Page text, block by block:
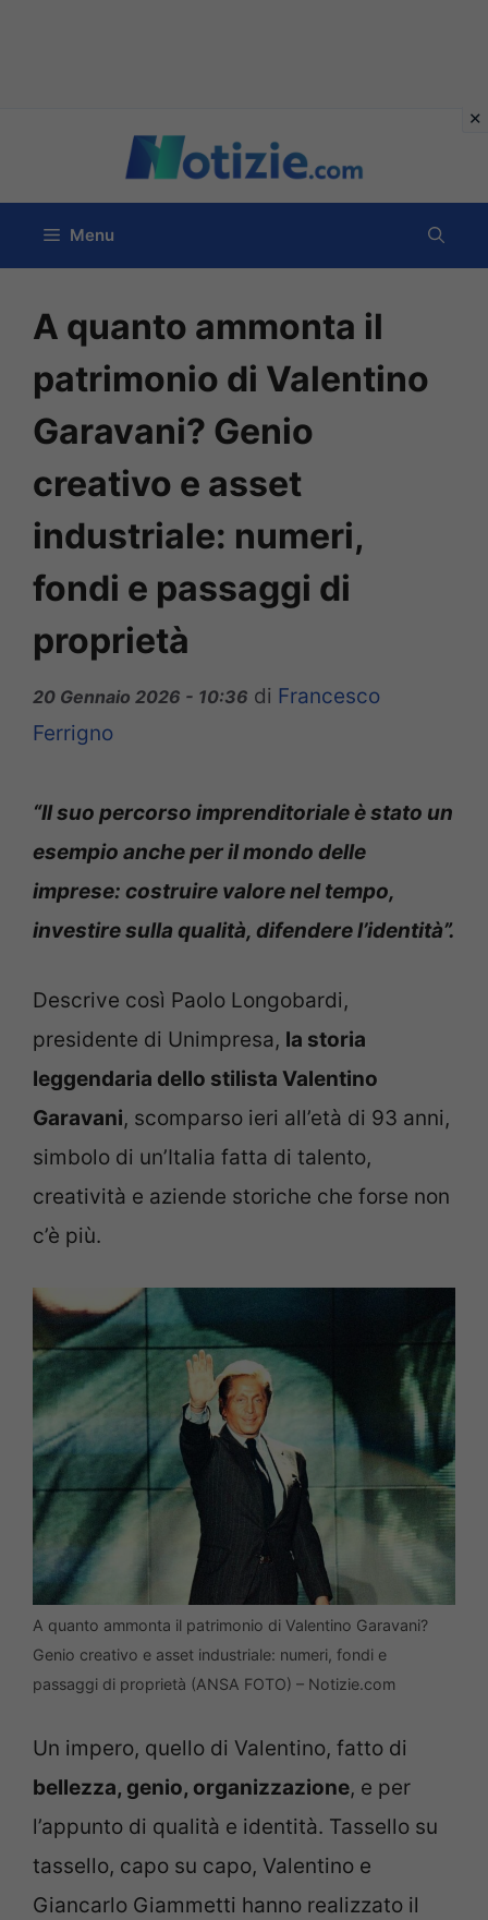
contenuto
Menu
A quanto ammonta il
patrimonio di Valentino
Garavani? Genio
creativo e asset
industriale: numeri,
fondi e passaggi di
proprietà
20 Gennaio 2026 - 10:36 di Francesco
Ferrigno
“Il suo percorso imprenditoriale è stato un
esempio anche per il mondo delle
imprese: costruire valore nel tempo,
investire sulla qualità, difendere l’identità”.
Descrive così Paolo Longobardi,
presidente di Unimpresa, la storia
leggendaria dello stilista Valentino
Garavani, scomparso ieri all’età di 93 anni,
simbolo di un’Italia fatta di talento,
creatività e aziende storiche che forse non
c’è più.
A quanto ammonta il patrimonio di Valentino Garavani?
Genio creativo e asset industriale: numeri, fondi e
passaggi di proprietà (ANSA FOTO) – Notizie.com
Un impero, quello di Valentino, fatto di
bellezza, genio, organizzazione, e per
l’appunto di qualità e identità. Tassello su
tassello, capo su capo, Valentino e
Giancarlo Giammetti hanno realizzato il